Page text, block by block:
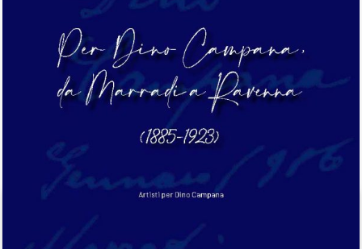
exibart team exibart.com
contatti
termini e condizioni
privacy